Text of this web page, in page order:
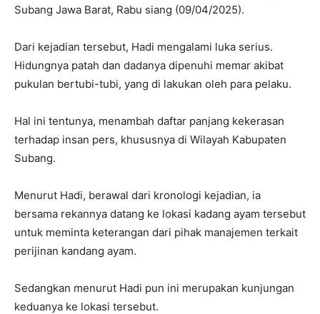
Subang Jawa Barat, Rabu siang (09/04/2025).
Dari kejadian tersebut, Hadi mengalami luka serius.
Hidungnya patah dan dadanya dipenuhi memar akibat
pukulan bertubi-tubi, yang di lakukan oleh para pelaku.
Hal ini tentunya, menambah daftar panjang kekerasan
terhadap insan pers, khususnya di Wilayah Kabupaten
Subang.
Menurut Hadi, berawal dari kronologi kejadian, ia
bersama rekannya datang ke lokasi kadang ayam tersebut
untuk meminta keterangan dari pihak manajemen terkait
perijinan kandang ayam.
Sedangkan menurut Hadi pun ini merupakan kunjungan
keduanya ke lokasi tersebut.